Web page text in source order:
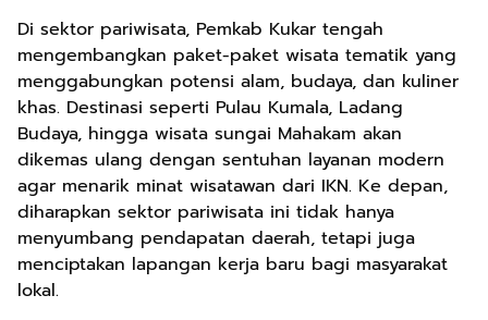
Di sektor pariwisata, Pemkab Kukar tengah
mengembangkan paket-paket wisata tematik yang
menggabungkan potensi alam, budaya, dan kuliner
khas. Destinasi seperti Pulau Kumala, Ladang
Budaya, hingga wisata sungai Mahakam akan
dikemas ulang dengan sentuhan layanan modern
agar menarik minat wisatawan dari IKN. Ke depan,
diharapkan sektor pariwisata ini tidak hanya
menyumbang pendapatan daerah, tetapi juga
menciptakan lapangan kerja baru bagi masyarakat
lokal.